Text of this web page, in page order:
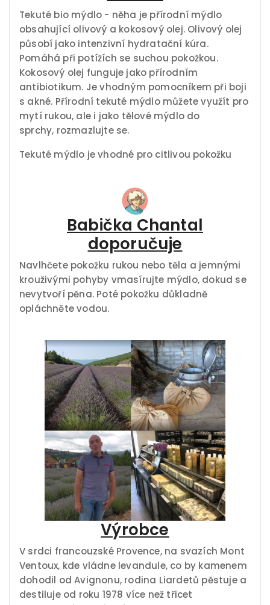
Tekuté bio mýdlo - něha je přírodní mýdlo
obsahující olivový a kokosový olej. Olivový olej
působí jako intenzivní hydratační kúra.
Pomáhá při potížích se suchou pokožkou.
Kokosový olej funguje jako přírodním
antibiotikum. Je vhodným pomocníkem při boji
s akné. Přírodní tekuté mýdlo můžete využít pro
mytí rukou, ale i jako tělové mýdlo do
sprchy, rozmazlujte se.
Tekuté mýdlo je vhodné pro citlivou pokožku
Babička Chantal
doporučuje
Navlhčete pokožku rukou nebo těla a jemnými
krouživými pohyby vmasírujte mýdlo, dokud se
nevytvoří pěna. Poté pokožku důkladně
opláchněte vodou.
Výrobce
V srdci francouzské Provence, na svazích Mont
Ventoux, kde vládne levandule, co by kamenem
dohodil od Avignonu, rodina Liardetů pěstuje a
destiluje od roku 1978 více než třicet